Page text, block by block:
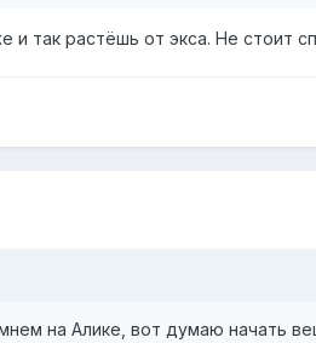
так растёшь от экса. Не стоит
на Алике, вот думаю начать